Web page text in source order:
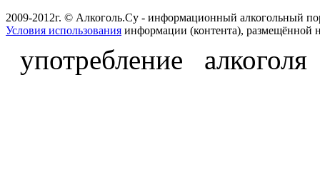
2009-2012г. © Алкоголь.Су - информационный алкогольный
Условия использования информации (контента), размещённой
употребление